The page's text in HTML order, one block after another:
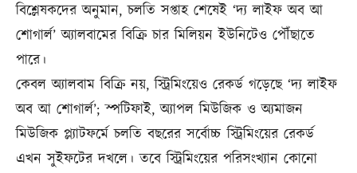
বিশ্লেষকদের অনুমান, চলতি সপ্তাহ শেষেই ‘দ্য লাইফ অব আ
শোগার্ল’ অ্যালবামের বিক্রি চার মিলিয়ন ইউনিটেও পৌঁছাতে
পারে।
কেবল অ্যালবাম বিক্রি নয়, স্ট্রিমিংয়েও রেকর্ড গড়েছে ‘দ্য লাইফ
অব আ শোগার্ল’; স্পটিফাই, অ্যাপল মিউজিক ও অ্যমাজন
মিউজিক প্ল্যাটফর্মে চলতি বছরের সর্বোচ্চ স্ট্রিমিংয়ের রেকর্ড
এখন সুইফটের দখলে। তবে স্ট্রিমিংয়ের পরিসংখ্যান কোনো